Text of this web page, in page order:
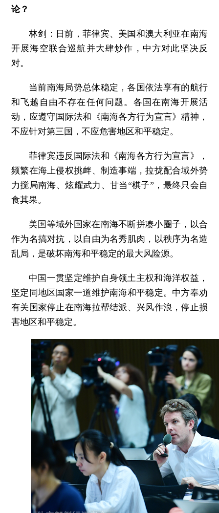
论？
林剑：日前，菲律宾、美国和澳大利亚在南海
开展海空联合巡航并大肆炒作，中方对此坚决反
对。
当前南海局势总体稳定，各国依法享有的航行
和飞越自由不存在任何问题。各国在南海开展活
动，应遵守国际法和《南海各方行为宣言》精神，
不应针对第三国，不应危害地区和平稳定。
菲律宾违反国际法和《南海各方行为宣言》，
频繁在海上侵权挑衅、制造事端，拉拢配合域外势
力搅局南海、炫耀武力、甘当“棋子”，最终只会自
食其果。
美国等域外国家在南海不断拼凑小圈子，以合
作为名搞对抗，以自由为名秀肌肉，以秩序为名造
乱局，是破坏南海和平稳定的最大风险源。
中国一贯坚定维护自身领土主权和海洋权益，
坚定同地区国家一道维护南海和平稳定。中方奉劝
有关国家停止在南海拉帮结派、兴风作浪，停止损
害地区和平稳定。